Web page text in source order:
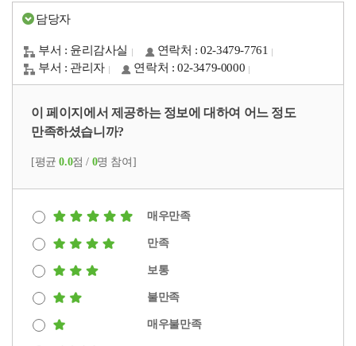
담당자
부서 : 윤리감사실
연락처 : 02-3479-7761
부서 : 관리자
연락처 : 02-3479-0000
이 페이지에서 제공하는 정보에 대하여 어느 정도
만족하셨습니까?
[평균0.0점 / 0명 참여]
매우만족
만족
보통
불만족
매우불만족